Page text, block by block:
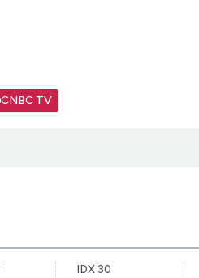
CNBC TV
IDX 30